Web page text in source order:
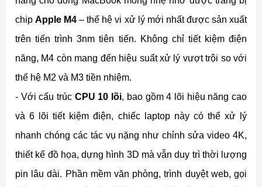
chipApple M4 – thế hệ vi xử lý mới nhất được sản xuất
trên tiến trình 3nm tiên tiến. Không chỉ tiết kiệm điện
năng, M4 còn mang đến hiệu suất xử lý vượt trội so với
thế hệ M2 và M3 tiền nhiệm.
- Với cấu trúc CPU 10 lõi, bao gồm 4 lõi hiệu năng cao
và 6 lõi tiết kiệm điện, chiếc laptop này có thể xử lý
nhanh chóng các tác vụ nặng như chỉnh sửa video 4K,
thiết kế đồ họa, dựng hình 3D mà vẫn duy trì thời lượng
pin lâu dài. Phần mềm văn phòng, trình duyệt web, gọi